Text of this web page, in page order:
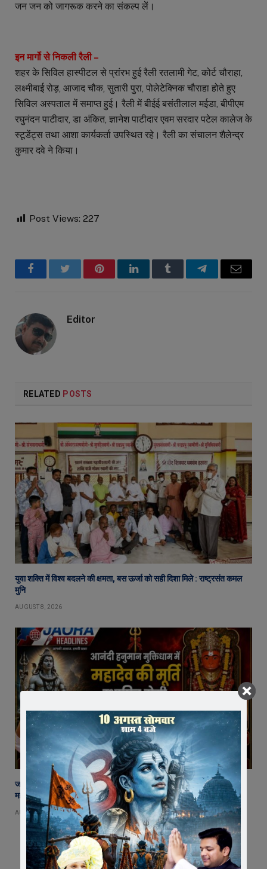
जन जन को जागरूक करने का संकल्प लेंं।
इन मार्गो से निकली रैली –
शहर के सिविल हास्पीटल से प्रांरभ हुई रैली रतलामी गेट, कोर्ट चौराहा,
लक्ष्मीबाई रोड़, आजाद चौक, सुतारी पुरा, पोलेटेक्निक चौराहा होते हुए
सिविल अस्पताल में समाप्त हुई। रैली में बीईई बसंतीलाल मईडा, बीपीएम
रघुनंदन पाटीदार, डा अंकित, ज्ञानेश पाटीदार एवम सरदार पटेल कालेज के
स्टूडेंट्स तथा आशा कार्यकर्ता उपस्थित रहे। रैली का संचालन शैलेन्द्र
कुमार दवे ने किया।
Post Views: 227
FacebookTwitter PinterestLinkedInTumblr TelegramEmail
Editor
RELATED POSTS
युवा शक्ति में विश्व बदलने की क्षमता, बस ऊर्जा को सही दिशा मिले : राष्ट्रसंत कमल
मुनि
AUGUST 8, 2026
जावरा में बनेगा आस्था का नया केंद्र! आनंदी हनुमान मुक्तिधाम में स्थापित होगी भव्य
महादेव प्रतिमा
AUGUST 8, 2026